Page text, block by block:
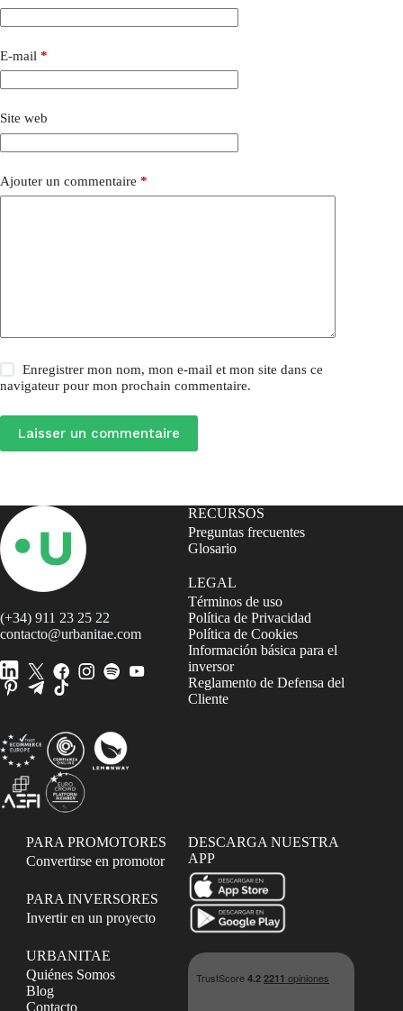
E-mail *
Site web
Ajouter un commentaire *
Enregistrer mon nom, mon e-mail et mon site dans ce
navigateur pour mon prochain commentaire.
Laisser un commentaire
(+34) 911 23 25 22
contacto@urbanitae.com
RECURSOS
Preguntas frecuentes
Glosario
LEGAL
Términos de uso
Política de Privacidad
Política de Cookies
Información básica para el
inversor
Reglamento de Defensa del
Cliente
PARA PROMOTORES
Convertirse en promotor
PARA INVERSORES
Invertir en un proyecto
URBANITAE
Quiénes Somos
Blog
Contacto
DESCARGA NUESTRA
APP